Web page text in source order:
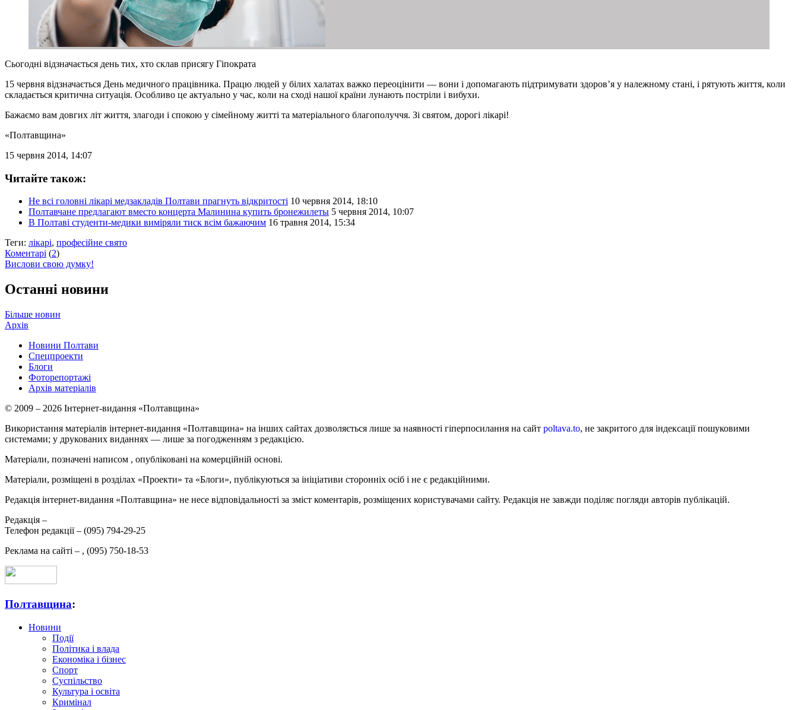
Сьогодні відзначається день тих, хто склав присягу Гіпократа
15 червня відзначається День медичного працівника. Працю людей у білих халатах важко переоцінити — вони і допомагають підтримувати здоров’я у належному стані, і рятують життя, коли
складається критична ситуація. Особливо це актуально у час, коли на сході нашої країни лунають постріли і вибухи.
Бажаємо вам довгих літ життя, злагоди і спокою у сімейному житті та матеріального благополуччя. Зі святом, дорогі лікарі!
«Полтавщина»
15 червня 2014, 14:07
Читайте також:
Не всі головні лікарі медзакладів Полтави прагнуть відкритості 10 червня 2014, 18:10
Полтавчане предлагают вместо концерта Малинина купить бронежилеты 5 червня 2014, 10:07
В Полтаві студенти-медики виміряли тиск всім бажаючим 16 травня 2014, 15:34
Теги: лікарі, професійне свято
Коментарі (2)
Вислови свою думку!
Останні новини
Більше новин
Архів
Новини Полтави
Спецпроекти
Блоги
Фоторепортажі
Архів матеріалів
© 2009 – 2026 Інтернет-видання «Полтавщина»
Використання матеріалів інтернет-видання «Полтавщина» на інших сайтах дозволяється лише за наявності гіперпосилання на сайт poltava.to, не закритого для індексації пошуковими
системами; у друкованих виданнях — лише за погодженням з редакцією.
Матеріали, позначені написом , опубліковані на комерційній основі.
Матеріали, розміщені в розділах «Проекти» та «Блоги», публікуються за ініціативи сторонніх осіб і не є редакційними.
Редакція інтернет-видання «Полтавщина» не несе відповідальності за зміст коментарів, розміщених користувачами сайту. Редакція не завжди поділяє погляди авторів публікацій.
Редакція –
Телефон редакції – (095) 794-29-25
Реклама на сайті – , (095) 750-18-53
Полтавщина:
Новини
Події
Політика і влада
Економіка і бізнес
Спорт
Суспільство
Культура і освіта
Кримінал